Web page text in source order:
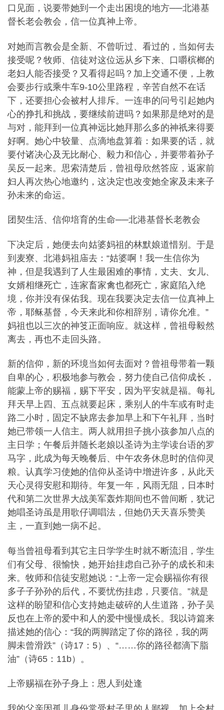
口见面，说要带她到一个走出困境的地方──北港基
督长老会教会，信一位真神上帝。
对她而言教会是全新、不曾听过、看过的，当如何去
接受呢？牧师、信徒对这位远从乡下来、口嚼槟榔的
老妇人能否接受？又看得起吗？加上交通不便，上教
会要步行或乘牛车9-10公里路程，辛苦自然不在话
下，还要担心会被村人排斥。一连串的问号引起她内
心的挣扎和挑战，要继续前进吗？如果那是绝对的是
与对，能拜到一位真神远比她拜那么多的神祇来得要
好啊。她心中较量、点滴地盘算着：如果要的话，就
要付诸决心及无比耐心、毅力和信心，并要带着孙子
吴反一起来。思索清楚后，曾祖母欣然答应，返家前
妇人再次热心地邀约，这决定也改变她全家及未来子
孙未来的命运。
团契生活、信仰培育的生命──北港基督长老教会
下决定后，她便去向姑婆妈祖的林默娘道惜别。于是
到麦寮、北港妈祖庙去：“姑婆啊！我一生信你为
神，但是我遇到了人生最困难的事情，丈夫、女儿、
女婿相继死亡，连家畜家禽也都死亡，家庭陷入绝
境，你并没有保佑我。现在我要决定去信一位真神上
帝，耶稣基督，今天来此和你相辞别，请你允准。”
妈祖也以三次的神笅正面响应。就这样，曾祖母毅然
离去，再也不走回头路。
新的信仰，新的环境当如何去面对？曾祖母带着一颗
自卑的心，积极地参与教会，努力使自己信仰成长，
能蒙上帝的赐福，赐下平安，因为平安就是福。每礼
拜天早上四、五点就要起床，乘别人的牛车或有时走
路二小时，固定不缺席去参加早上和下午礼拜，当时
她已带领一人信主。两人就用担子挑小孩参加八点的
主日学；午餐后并随长老娘以圣诗为主学读台语的罗
马字，此成为每天晚餐后、中午农务休息时的信仰灵
粮。认真学习使她的信仰从圣诗中增进许多，从此天
天心灵得安慰和期待。年复一年，风雨无阻，日本时
代和第二次世界大战美军轰炸期间也不曾间断，犹记
她唱圣诗虽是用歌仔调唱法，但她仍天天喜乐赞美
主，一直到她一病不起。
每当曾祖母看到其它主日学学生时就不断流泪，学生
们有父母、很愉快，她开始挂虑自己孙子的成长和未
来。牧师和信徒安慰她说：“上帝一定会赐福你有很
多子子孙孙的后代，不要忧伤挂虑，只要信。”就是
这样的盼望和信心支持她走破碎的人生道路，孙子吴
反也在上帝的爱中和人的爱中慢慢成长。我以诗篇来
描述她的信心：“我的两脚踏定了你的路径，我的两
脚未曾滑跌”（诗17：5）、“……你的路径都滴下脂
油”（诗65：11b）。
上帝赐福在孙子身上：恩人到处逢